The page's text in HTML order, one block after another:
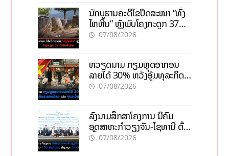
ນັກບູຮານຄະດີໄຂປິດສະໜາ “ທົ່ງ
ໄຫຫີນ” ຫຼັງພົບໂຄງກະດູກ 37
ຄົນໃນຫີນຍັກ
07/08/2026
ຫວຽດນາມ ກຽມຫຼຸດອາກອນ
ລາຍໄດ້ 30% ຫວັງອູ້ມທຸລະກິດ
ຂະໜາດນ້ອຍ ແລະ ຈຸນລະ
07/08/2026
ລົງນາມສຶກສາໂຄງການ ນິຄົມ
ອຸດສາຫະກຳວຽງຈັນ-ໄຊທານີ ຕັ້ງ
ເປົ້າດຶງທຶນ 150 ລ້ານໂດລາ, ສ້າງ
07/08/2026